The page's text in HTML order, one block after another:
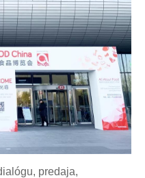
predaja,